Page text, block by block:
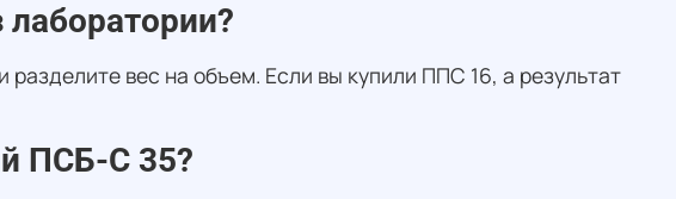
вес на объем. Если вы купили ППС 16, а результат
ПСБ-С 35?